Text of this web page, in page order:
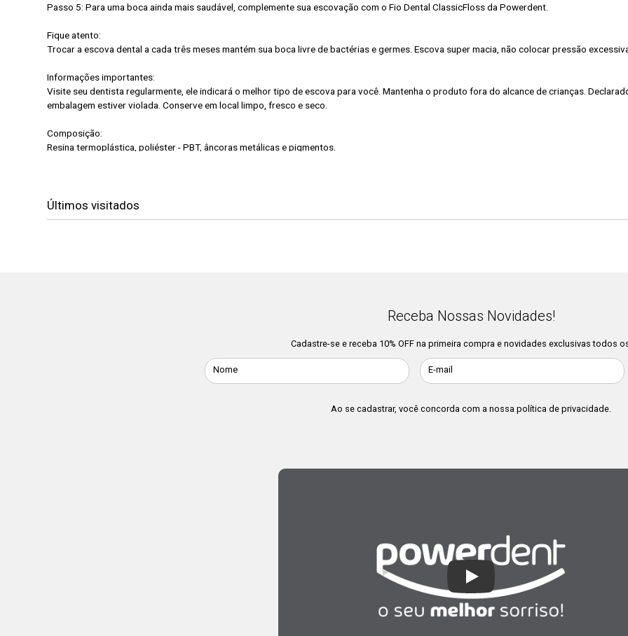
Passo 5: Para uma boca ainda mais saudável, complemente sua escovação com o Fio Dental ClassicFloss da Powerdent.
Fique atento:
Trocar a escova dental a cada três meses mantém sua boca livre de bactérias e germes. Escova super macia, não colocar pressão
Informações importantes:
Visite seu dentista regularmente, ele indicará o melhor tipo de escova para você. Mantenha o produto fora do alcance de crianças.
embalagem estiver violada. Conserve em local limpo, fresco e seco.
Composição:
Resina termoplástica, poliéster - PBT, âncoras metálicas e pigmentos.
Últimos visitados
Receba Nossas Novidades!
Cadastre-se e receba 10% OFF na primeira compra e novidades exclusivas todos
Nome E-mail
Ao se cadastrar, você concorda com a nossa política de privacidade
Play Video